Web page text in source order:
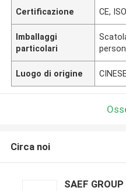
Certificazione CE,
Imballaggi
particolari
Luogo di origine CINESE
Circa noi
SAEF